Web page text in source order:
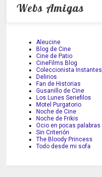
Webs Amigas
Aleucine
Blog de Cine
Cine de Patio
CineFilms Blog
Coleccionista Instantes
Delirios
Fan de Historias
Gusanillo de Cine
Los Lunes Seriefilos
Motel Purgatorio
Noche de Cine
Noche de Frikis
Ocio en pocas palabras
Sin Criterión
The Bloody Princess
Todo desde mi sofa